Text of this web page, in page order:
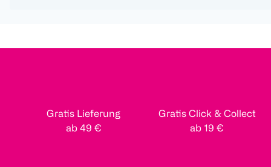
Gratis Lieferung
ab 49 €
Gratis Click & Collect
ab 19 €